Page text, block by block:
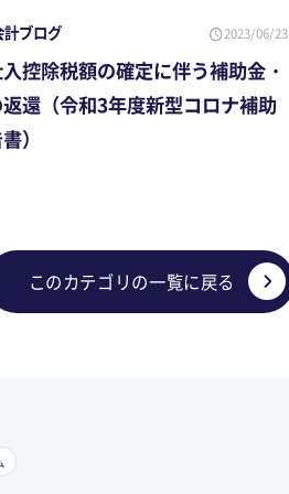
ブログ 2023/06/23
控除税額の確定に伴う補助金・
還（令和3年度新型コロナ補助
）
このカテゴリの一覧に戻る